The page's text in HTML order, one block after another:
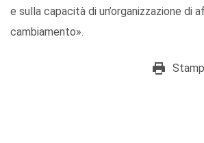
e sulla capacità di un’organizzazione di
cambiamento».